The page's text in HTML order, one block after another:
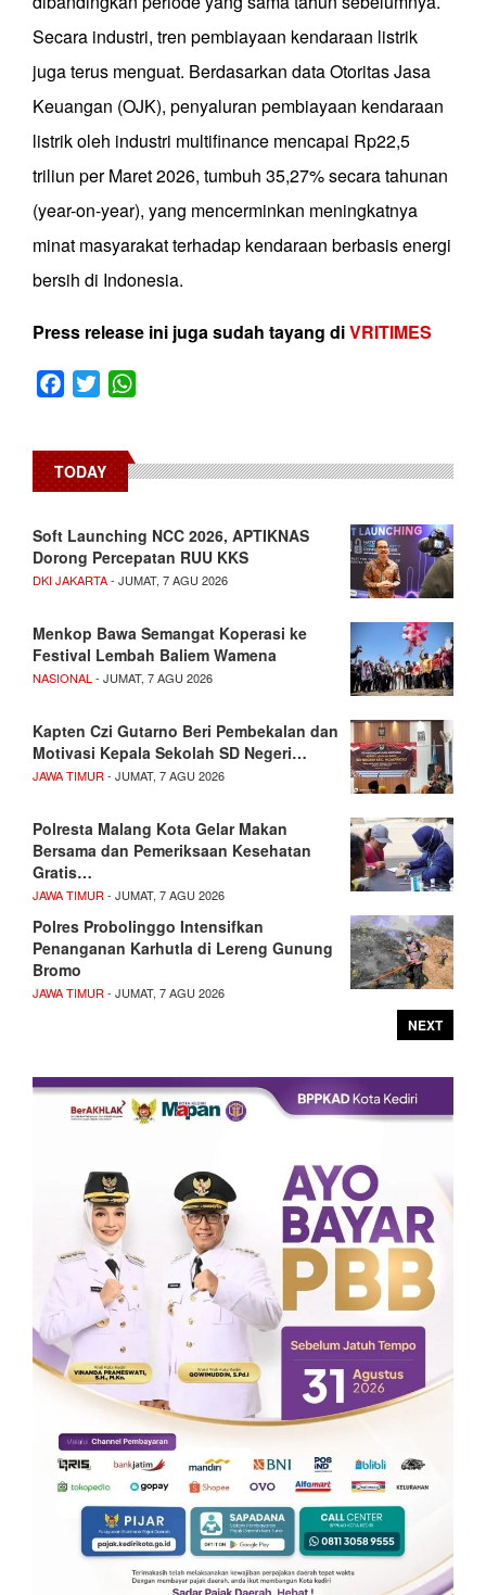
Secara industri, tren pembiayaan kendaraan listrik
juga terus menguat. Berdasarkan data Otoritas Jasa
Keuangan (OJK), penyaluran pembiayaan kendaraan
listrik oleh industri multifinance mencapai Rp22,5
triliun per Maret 2026, tumbuh 35,27% secara tahunan
(year-on-year), yang mencerminkan meningkatnya
minat masyarakat terhadap kendaraan berbasis energi
bersih di Indonesia.
Press release ini juga sudah tayang diVRITIMES
Facebook
Twitter
TODAY
Soft Launching NCC 2026, APTIKNAS
Dorong Percepatan RUU KKS
DKI JAKARTA- JUMAT, 7 AGU 2026
Menkop Bawa Semangat Koperasi ke
Festival Lembah Baliem Wamena
NASIONAL- JUMAT, 7 AGU 2026
Kapten Czi Gutarno Beri Pembekalan dan
Motivasi Kepala Sekolah SD Negeri…
JAWA TIMUR- JUMAT, 7 AGU 2026
Polresta Malang Kota Gelar Makan
Bersama dan Pemeriksaan Kesehatan
Gratis…
JAWA TIMUR- JUMAT, 7 AGU 2026
Polres Probolinggo Intensifkan
Penanganan Karhutla di Lereng Gunung
Bromo
JAWA TIMUR- JUMAT, 7 AGU 2026
NEXT